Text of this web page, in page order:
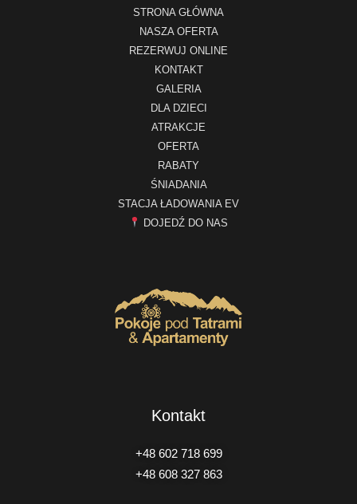
STRONA GŁÓWNA
NASZA OFERTA
REZERWUJ ONLINE
KONTAKT
GALERIA
DLA DZIECI
ATRAKCJE
OFERTA
RABATY
ŚNIADANIA
STACJA ŁADOWANIA EV
DOJEDŹ DO NAS
Kontakt
+48 602 718 699
+48 608 327 863